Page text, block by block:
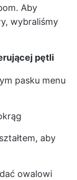
Aby
wybraliśmy
pętli
pasku menu
aby
owalowi